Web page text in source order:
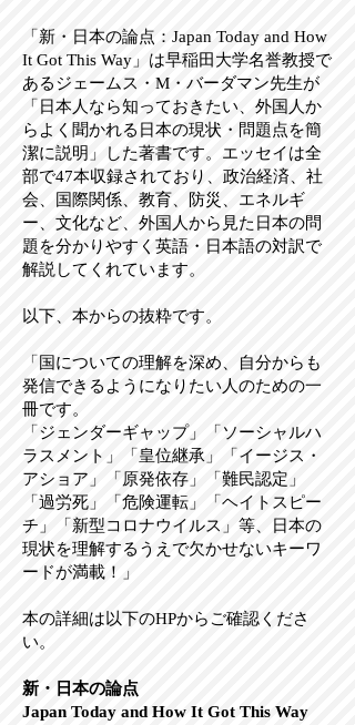
「新・日本の論点：Japan Today and How
It Got This Way」は早稲田大学名誉教授で
あるジェームス・M・バーダマン先生が
「日本人なら知っておきたい、外国人か
らよく聞かれる日本の現状・問題点を簡
潔に説明」した著書です。エッセイは全
部で47本収録されており、政治経済、社
会、国際関係、教育、防災、エネルギ
ー、文化など、外国人から見た日本の問
題を分かりやすく英語・日本語の対訳で
解説してくれています。
以下、本からの抜粋です。
「国についての理解を深め、自分からも
発信できるようになりたい人のための一
冊です。
「ジェンダーギャップ」「ソーシャルハ
ラスメント」「皇位継承」「イージス・
アショア」「原発依存」「難民認定」
「過労死」「危険運転」「ヘイトスピー
チ」「新型コロナウイルス」等、日本の
現状を理解するうえで欠かせないキーワ
ードが満載！」
本の詳細は以下のHPからご確認くださ
い。
新・日本の論点
Japan Today and How It Got This Way